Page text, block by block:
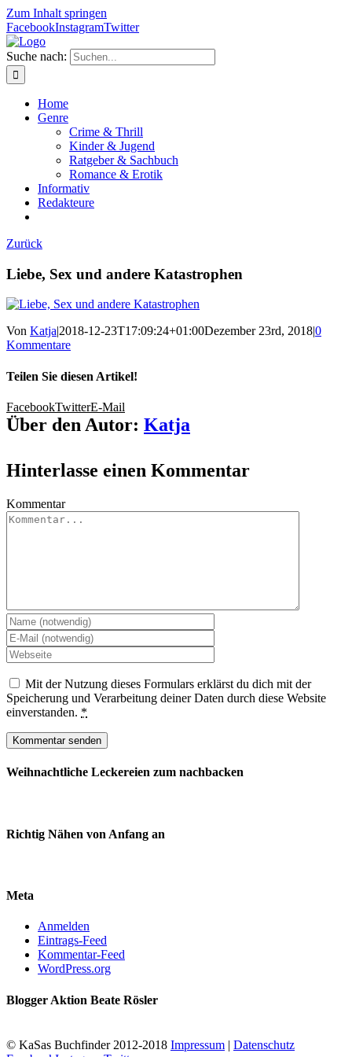
Zum Inhalt springen
FacebookInstagramTwitter
Suche nach:
Home
Genre
Crime & Thrill
Kinder & Jugend
Ratgeber & Sachbuch
Romance & Erotik
Informativ
Redakteure
Zurück
Liebe, Sex und andere Katastrophen
Von Katja|2018-12-23T17:09:24+01:00Dezember 23rd, 2018|0
Kommentare
Teilen Sie diesen Artikel!
FacebookTwitterE-Mail
Über den Autor: Katja
Hinterlasse einen Kommentar
Kommentar
Mit der Nutzung dieses Formulars erklärst du dich mit der
Speicherung und Verarbeitung deiner Daten durch diese Website
einverstanden. *
Weihnachtliche Leckereien zum nachbacken
Richtig Nähen von Anfang an
Meta
Anmelden
Eintrags-Feed
Kommentar-Feed
WordPress.org
Blogger Aktion Beate Rösler
© KaSas Buchfinder 2012-2018 Impressum | Datenschutz